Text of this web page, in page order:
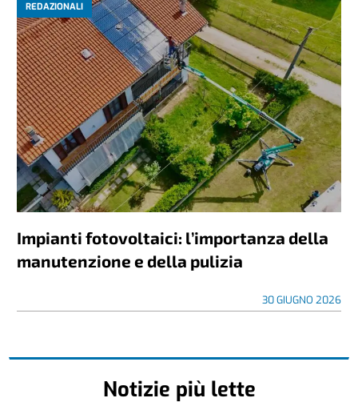
REDAZIONALI
Impianti fotovoltaici: l’importanza della
manutenzione e della pulizia
30 GIUGNO 2026
Notizie più lette